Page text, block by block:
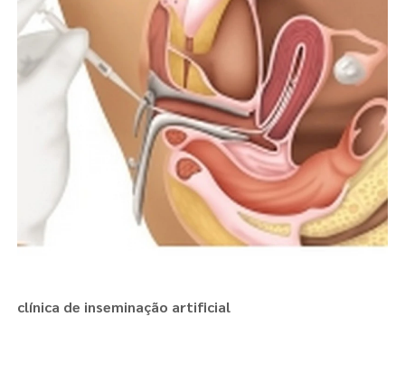
clínica de inseminação artificial